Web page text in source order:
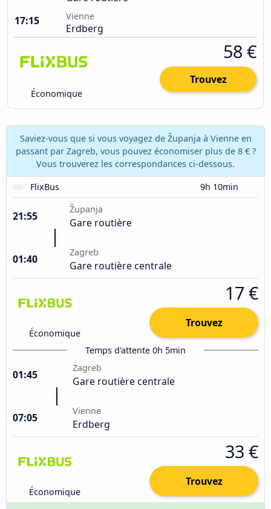
17:15
Vienne
Erdberg
Économique
58 €
Trouvez
Saviez-vous que si vous voyagez de Županja à Vienne en
passant par Zagreb, vous pouvez économiser plus de 8 € ?
Vous trouverez les correspondances ci-dessous.
FlixBus
9h 10min
21:55
Županja
Gare routière
01:40
Zagreb
Gare routière centrale
Économique
17 €
Trouvez
Temps d'attente 0h 5min
01:45
Zagreb
Gare routière centrale
07:05
Vienne
Erdberg
Économique
33 €
Trouvez